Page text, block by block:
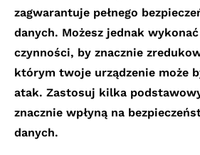
zagwarantuje pełnego
danych. Możesz jednak
czynności, by znacznie
którym twoje urządzenie może
atak. Zastosuj kilka
znacznie wpłyną na
danych.